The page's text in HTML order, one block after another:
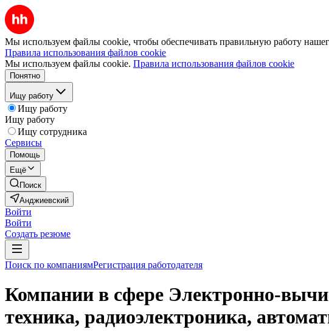
Мы используем файлы cookie, чтобы обеспечивать правильную работу
Правила использования файлов cookie
Мы используем файлы cookie. Правила использования файлов cookie
Понятно
Ищу работу
Ищу работу
Ищу работу
Ищу сотрудника
Сервисы
Помощь
Ещё
Поиск
Анджиевский
Войти
Войти
Создать резюме
Поиск по компаниямРегистрация работодателя
Компании в сфере Электронно-
техника, радиоэлектроника,